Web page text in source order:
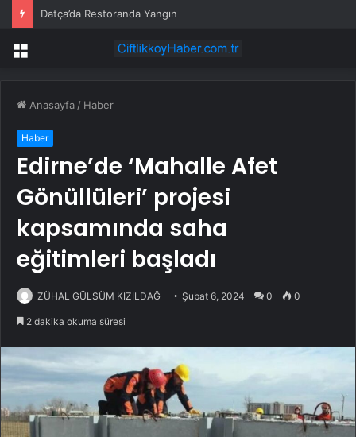
Datça’da Restoranda Yangın
Menü
Anasayfa / Haber
Haber
Edirne’de ‘Mahalle Afet
Gönüllüleri’ projesi
kapsamında saha
eğitimleri başladı
ZÜHAL GÜLSÜM KIZILDAĞ Şubat 6, 2024 0 0
2 dakika okuma süresi